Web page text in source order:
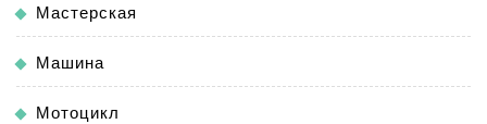
Мастерская
Машина
Мотоцикл